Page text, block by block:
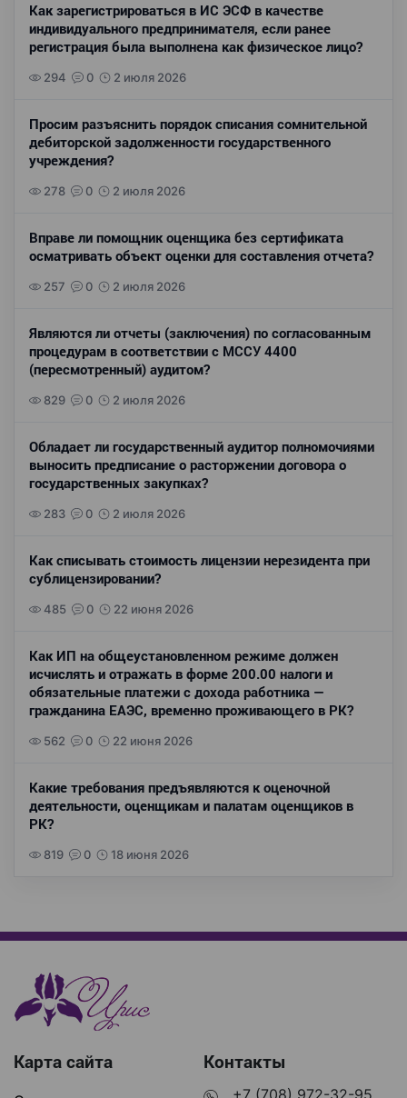
Как зарегистрироваться в ИС ЭСФ в качестве
индивидуального предпринимателя, если ранее
регистрация была выполнена как физическое лицо?
294 0 2 июля 2026
Просим разъяснить порядок списания сомнительной
дебиторской задолженности государственного
учреждения?
278 0 2 июля 2026
Вправе ли помощник оценщика без сертификата
осматривать объект оценки для составления отчета?
257 0 2 июля 2026
Являются ли отчеты (заключения) по согласованным
процедурам в соответствии с МССУ 4400
(пересмотренный) аудитом?
829 0 2 июля 2026
Обладает ли государственный аудитор полномочиями
выносить предписание о расторжении договора о
государственных закупках?
283 0 2 июля 2026
Как списывать стоимость лицензии нерезидента при
сублицензировании?
485 0 22 июня 2026
Как ИП на общеустановленном режиме должен
исчислять и отражать в форме 200.00 налоги и
обязательные платежи с дохода работника —
гражданина ЕАЭС, временно проживающего в РК?
562 0 22 июня 2026
Какие требования предъявляются к оценочной
деятельности, оценщикам и палатам оценщиков в
РК?
819 0 18 июня 2026
Карта сайта Контакты